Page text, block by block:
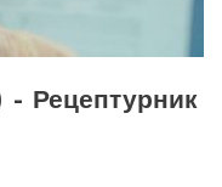
Рецептурник